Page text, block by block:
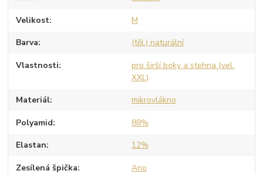
Velikost M
Barva (těl.) naturální
Vlastnosti
pro širší boky a stehna (vel.
XXL)
Materiál mikrovlákno
Polyamid 88%
Elastan 12%
Zesílená špička Ano